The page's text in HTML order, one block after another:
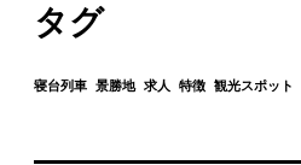
タグ
寝台列車 景勝地 求人 特徴 観光スポット